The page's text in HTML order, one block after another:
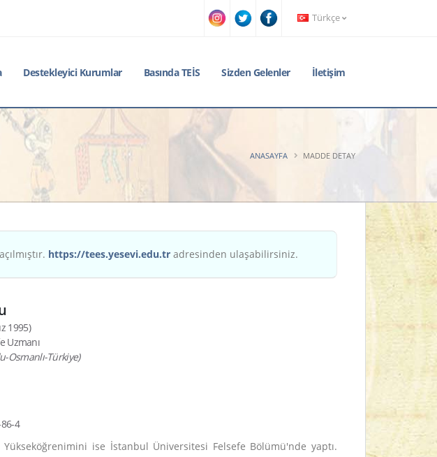
Türkçe
Destekleyici Kurumlar Basında TEİS Sizden Gelenler İletişim
ANASAYFA MADDE DETAY
https://tees.yesevi.edu.tr adresinden ulaşabilirsiniz.
1995)
Uzmanı
Osmanlı-Türkiye)
4
ise İstanbul Üniversitesi Felsefe Bölümü'nde yaptı.